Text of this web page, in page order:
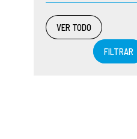
VER TODO
FILTRAR